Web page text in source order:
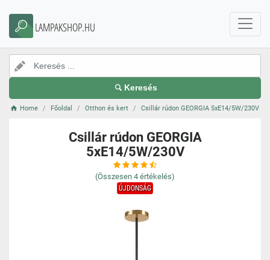
LAMPAKSHOP.HU
Keresés
Home Főoldal Otthon és kert Csillár rúdon GEORGIA 5xE14/5W/230V
Csillár rúdon GEORGIA
5xE14/5W/230V
(Összesen 4 értékelés)
ÚJDONSÁG